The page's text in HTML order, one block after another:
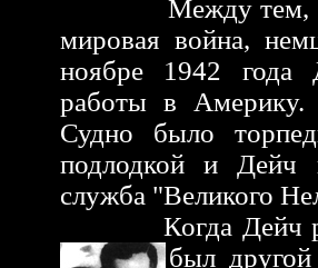
Между тем,
мировая война,
ноябре 1942 года
работы в
Судно было
подлодкой и Дейч
служба "Великого
Когда Дейч
был